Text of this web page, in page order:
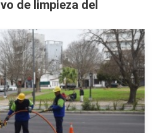
de limpieza del